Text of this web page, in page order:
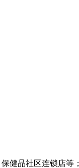
健品社区连锁店等；